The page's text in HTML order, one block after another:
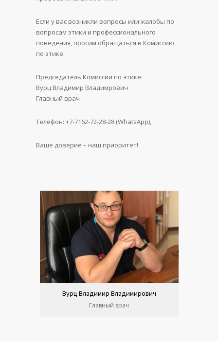
Если у вас возникли вопросы или жалобы по
вопросам этики и профессионального
поведения, просим обращаться в Комиссию
по этике.
Председатель Комиссии по этике:
Вурц Владимир Владимрович
Главный врач
Телефон: +7-7162-72-28-28 (WhatsApp),
Ваше доверие – наш приоритет!
Вурц Владимир Владимирович
Главный врач